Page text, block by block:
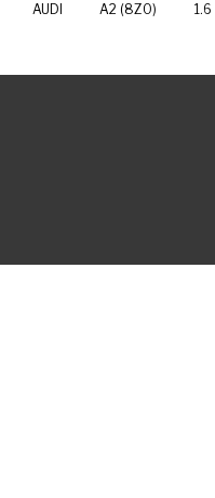
AUDI A2 (8Z0) 1.6